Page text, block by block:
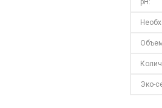
pH:
Эко-